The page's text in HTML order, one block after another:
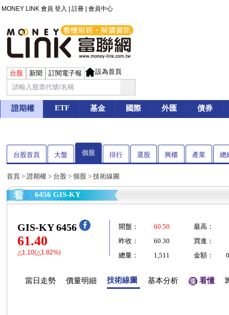
MONEY LINK 會員 登入 註冊 會員中心
台股 新聞 訂閱電子報 設為首頁
證期權 ETF 基金 國際 外匯 債券
台股首頁 大盤 個股 排行 選股 興櫃 產業 總
首頁 > 證期權 > 台股 > 個股 > 技術線圖
6456 GIS-KY
GIS-KY 6456
61.40
△1.10(△1.82%)
開盤： 60.50
最高：
昨收：
60.30
買進：
總量：
1,511 金額：
當日走勢 價量明細 技術線圖 基本分析 看懂